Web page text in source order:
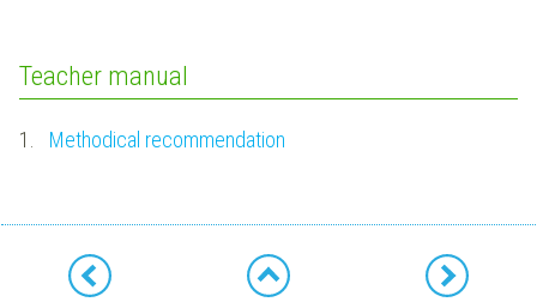
Teacher manual
1. Methodical recommendation